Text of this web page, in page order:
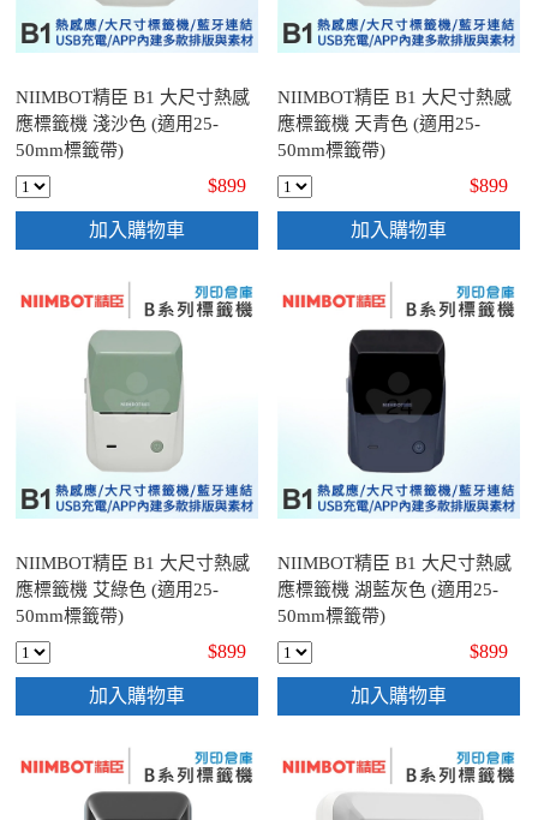
NIIMBOT精臣 B1 大尺寸熱感
應標籤機 淺沙色 (適用25-
50mm標籤帶)
$899
加入購物車
NIIMBOT精臣 B1 大尺寸熱感
應標籤機 天青色 (適用25-
50mm標籤帶)
$899
加入購物車
NIIMBOT精臣 B1 大尺寸熱感
應標籤機 艾綠色 (適用25-
50mm標籤帶)
$899
加入購物車
NIIMBOT精臣 B1 大尺寸熱感
應標籤機 湖藍灰色 (適用25-
50mm標籤帶)
$899
加入購物車